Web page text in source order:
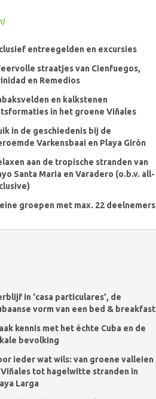
entreegelden en excursies
straatjes van Cienfuegos,
en Remedios
en kalkstenen
in het groene Viñales
in de geschiedenis bij de
Varkensbaai en Playa Girón
aan de tropische stranden van
Santa Maria en Varadero (o.b.v. all-
groepen met max. 22 deelnemers
in ‘casa particulares’, de
vorm van een bed & breakfast
kennis met het échte Cuba en de
bevolking
ieder wat wils: van groene valleien
Viñales tot hagelwitte stranden in
Larga